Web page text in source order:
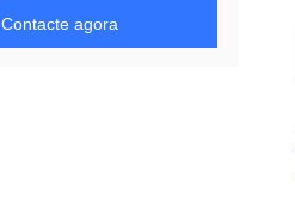
Contacte agora